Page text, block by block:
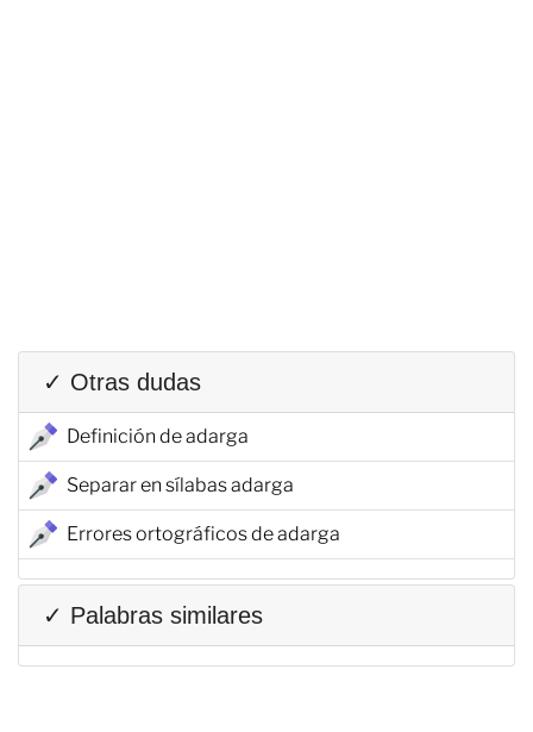
✓ Otras dudas
Definición de adarga
Separar en sílabas adarga
Errores ortográficos de adarga
✓ Palabras similares